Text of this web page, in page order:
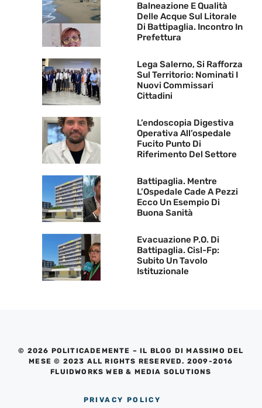
Balneazione E Qualità
Delle Acque Sul Litorale
Di Battipaglia. Incontro In
Prefettura
Lega Salerno, Si Rafforza
Sul Territorio: Nominati I
Nuovi Commissari
Cittadini
L’endoscopia Digestiva
Operativa All’ospedale
Fucito Punto Di
Riferimento Del Settore
Battipaglia. Mentre
L’Ospedale Cade A Pezzi
Ecco Un Esempio Di
Buona Sanità
Evacuazione P.O. Di
Battipaglia. Cisl-Fp:
Subito Un Tavolo
Istituzionale
© 2026 POLITICADEMENTE – IL BLOG DI MASSIMO DEL
MESE © 2023 ALL RIGHTS RESERVED. 2009-2016
FLUIDWORKS WEB & MEDIA SOLUTIONS
PRIVACY POLICY